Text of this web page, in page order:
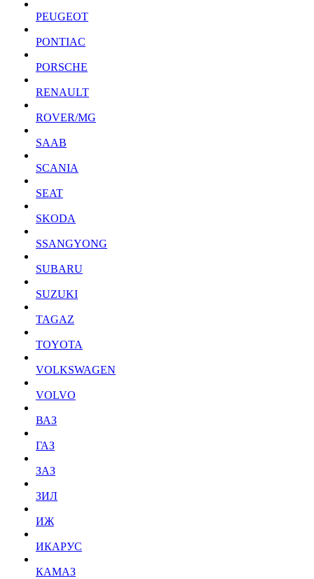
PEUGEOT
PONTIAC
PORSCHE
RENAULT
ROVER/MG
SAAB
SCANIA
SEAT
SKODA
SSANGYONG
SUBARU
SUZUKI
TAGAZ
TOYOTA
VOLKSWAGEN
VOLVO
ВАЗ
ГАЗ
ЗАЗ
ЗИЛ
ИЖ
ИКАРУС
КАМАЗ